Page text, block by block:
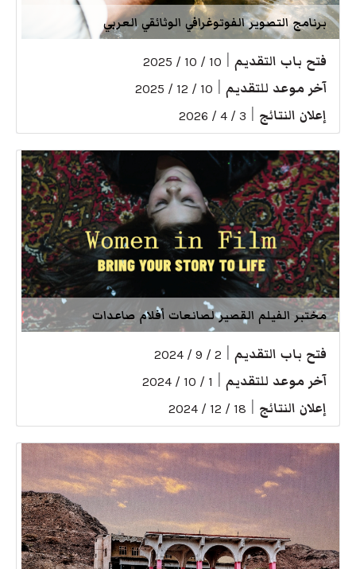
برنامج التصوير الفوتوغرافي الوثائقي العربي
فتح باب التقديم 10 / 10 / 2025
آخر موعد للتقديم 10 / 12 / 2025
إعلان النتائج 3 / 4 / 2026
مختبر الفيلم القصير لصانعات أفلام صاعدات
فتح باب التقديم 2 / 9 / 2024
آخر موعد للتقديم 1 / 10 / 2024
إعلان النتائج 18 / 12 / 2024